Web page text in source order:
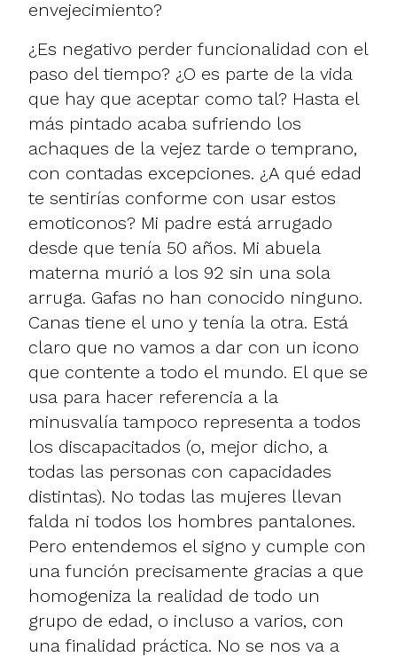
envejecimiento?
¿Es negativo perder funcionalidad con el
paso del tiempo? ¿O es parte de la vida
que hay que aceptar como tal? Hasta el
más pintado acaba sufriendo los
achaques de la vejez tarde o temprano,
con contadas excepciones. ¿A qué edad
te sentirías conforme con usar estos
emoticonos? Mi padre está arrugado
desde que tenía 50 años. Mi abuela
materna murió a los 92 sin una sola
arruga. Gafas no han conocido ninguno.
Canas tiene el uno y tenía la otra. Está
claro que no vamos a dar con un icono
que contente a todo el mundo. El que se
usa para hacer referencia a la
minusvalía tampoco representa a todos
los discapacitados (o, mejor dicho, a
todas las personas con capacidades
distintas). No todas las mujeres llevan
falda ni todos los hombres pantalones.
Pero entendemos el signo y cumple con
una función precisamente gracias a que
homogeniza la realidad de todo un
grupo de edad, o incluso a varios, con
una finalidad práctica. No se nos va a